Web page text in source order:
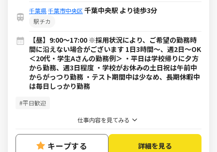
千葉県千葉市中央区 千葉中央駅 より徒歩3分
駅チカ
【昼】9:00～17:00 ※採用状況により、ご希望の勤務時
間に沿えない場合がございます 1日3時間～、週2日～OK
＜20代・学生Aさんの勤務例＞ ・平日は学校帰りに夕方
から勤務、週3日程度 ・学校がお休みの土日祝は午前中
からがっつり勤務 ・テスト期間中は少なめ、長期休暇中
は毎日しっかり勤務
#平日歓迎
仕事内容を見てみる
キープする 詳細を見る